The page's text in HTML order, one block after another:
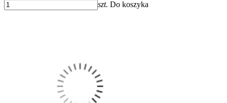
szt. Do koszyka